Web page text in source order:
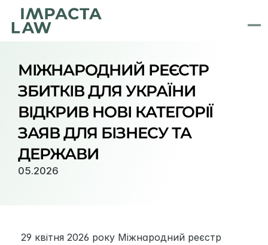
МІЖНАРОДНИЙ РЕЄСТР
ЗБИТКІВ ДЛЯ УКРАЇНИ
ВІДКРИВ НОВІ КАТЕГОРІЇ
ЗАЯВ ДЛЯ БІЗНЕСУ ТА
ДЕРЖАВИ
05.2026
29 квітня 2026 року Міжнародний реєстр